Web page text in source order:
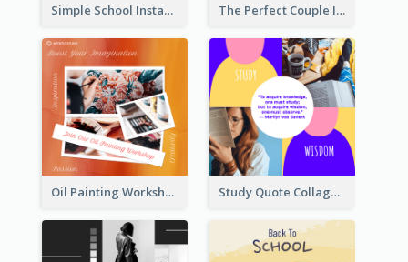
Simple School Instagram Post The Perfect Couple Instagram Post
Oil Painting Workshop Instagram Post Study Quote Collage Instagram Post